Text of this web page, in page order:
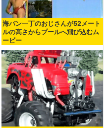
海パン一丁のおじさんが52メート
ルの高さからプールへ飛び込むム
ービー